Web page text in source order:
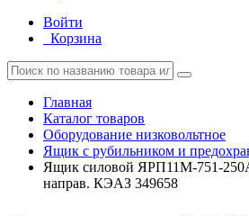
Войти
Корзина
Главная
Каталог товаров
Оборудование низковольтное
Ящик с рубильником и
Ящик силовой ЯРП11М-751-
направ. КЭАЗ 349658